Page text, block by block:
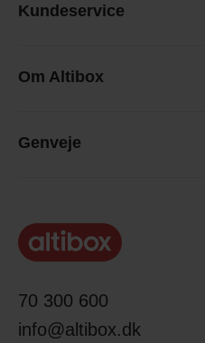
Kundeservice
Om Altibox
Genveje
70 300 600
info@altibox.dk